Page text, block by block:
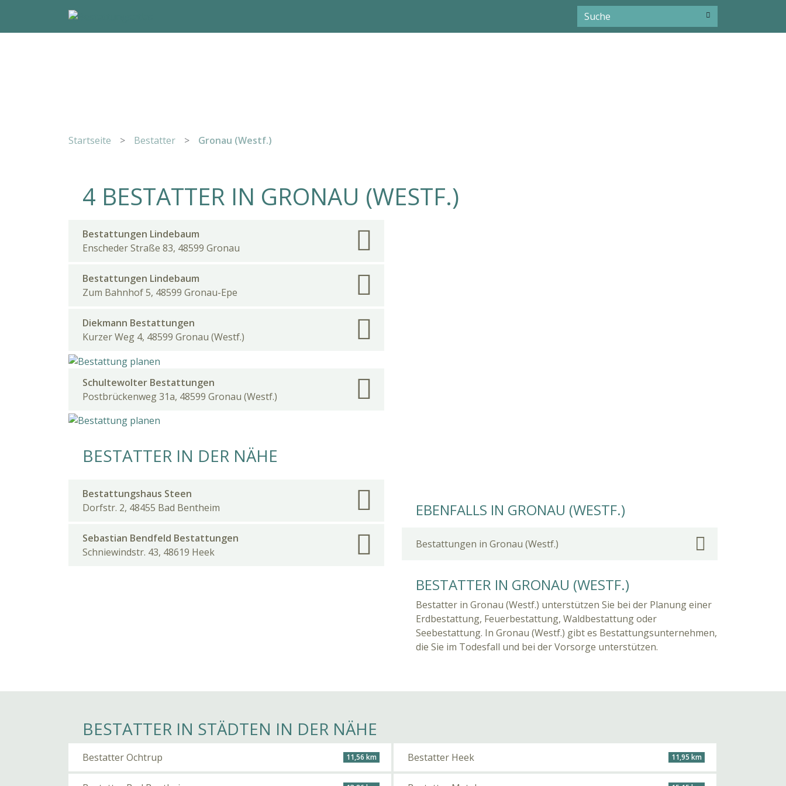
Startseite > Bestatter > Gronau (Westf.)
4 BESTATTER IN GRONAU (WESTF.)
Bestattungen Lindebaum
Enscheder Straße 83, 48599 Gronau
Bestattungen Lindebaum
Zum Bahnhof 5, 48599 Gronau-Epe
Diekmann Bestattungen
Kurzer Weg 4, 48599 Gronau (Westf.)
Schultewolter Bestattungen
Postbrückenweg 31a, 48599 Gronau (Westf.)
BESTATTER IN DER NÄHE
Bestattungshaus Steen
Dorfstr. 2, 48455 Bad Bentheim
Sebastian Bendfeld Bestattungen
Schniewindstr. 43, 48619 Heek
EBENFALLS IN GRONAU (WESTF.)
Bestattungen in Gronau (Westf.)
BESTATTER IN GRONAU (WESTF.)
Bestatter in Gronau (Westf.) unterstützen Sie bei der Planung einer
Erdbestattung, Feuerbestattung, Waldbestattung oder
Seebestattung. In Gronau (Westf.) gibt es Bestattungsunternehmen,
die Sie im Todesfall und bei der Vorsorge unterstützen.
BESTATTER IN STÄDTEN IN DER NÄHE
Bestatter Ochtrup 11,56 km Bestatter Heek 11,95 km